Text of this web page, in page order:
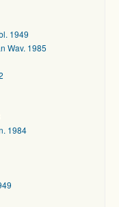
1949
Wav. 1985
1984